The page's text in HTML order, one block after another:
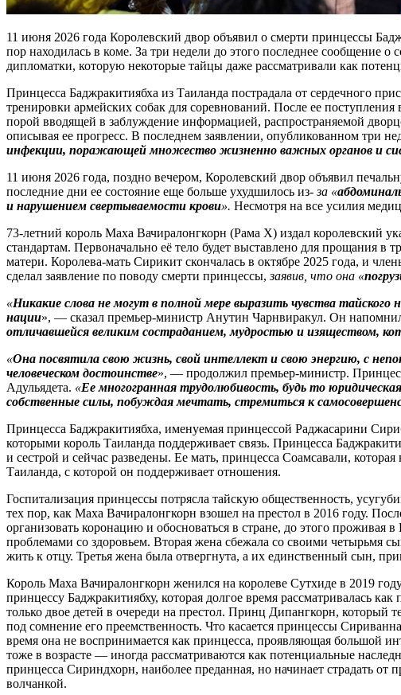
11 июня 2026 года Королевский двор объявил о смерти принцессы
пор находилась в коме. За три недели до этого последнее сообщение
дипломатки, которую некоторые тайцы даже рассматривали как
Принцесса Баджракитиябха из Таиланда пострадала от сердечного
тренировки армейских собак для соревнований. После ее
порой вводящей в заблуждение информацией, распространяемой
описывая ее прогресс. В последнем заявлении, опубликованном три
инфекции, поражающей множество жизненно важных органов и
11 июня 2026 года, поздно вечером, Королевский двор объявил
последние дни ее состояние еще больше ухудшилось из-за «
и нарушением свертываемости крови». Несмотря на все усилия
73-летний король Маха Вачиралонгкорн (Рама X) издал королевский
стандартам. Первоначально её тело будет выставлено для прощания в
матери. Королева-мать Сирикит скончалась в октябре 2025 года, и
сделал заявление по поводу смерти принцессы,заявив, что она «
«Никакие слова не могут в полной мере выразить чувства
нации», — сказал премьер-министр Анутин Чарнвиракул. Он
отличавшейся великим состраданием, мудростью и изяществом,
«Она посвятила свою жизнь, свой интеллект и свою энергию, с
человеческом достоинстве», — продолжил премьер-министр.
Адульядета. «Ее многогранная трудолюбивость, будь то
собственные силы, побуждая мечтать, стремиться к
Принцесса Баджракитиябха, именуемая принцессой Раджасарини
которыми король Таиланда поддерживает связь. Принцесса
и сестрой и сейчас разведены. Ее мать, принцесса Соамсавали,
Таиланда, с которой он поддерживает отношения.
Госпитализация принцессы потрясла тайскую общественность,
тех пор, как Маха Вачиралонгкорн взошел на престол в 2016 году.
организовать коронацию и обосноваться в стране, до этого
проблемами со здоровьем. Вторая жена сбежала со своими четырьмя
жить к отцу. Третья жена была отвергнута, а их единственный сын,
Король Маха Вачиралонгкорн женился на королеве Сутхиде в 2019
принцессу Баджракитиябху, которая долгое время рассматривалась
только двое детей в очереди на престол. Принц Дипангкорн, который
под сомнение его преемственность. Что касается принцессы
время она не воспринимается как принцесса, проявляющая большой
тоже в возрасте — иногда рассматриваются как потенциальные
принцесса Сириндхорн, наиболее преданная, но начинает страдать
волчанкой.